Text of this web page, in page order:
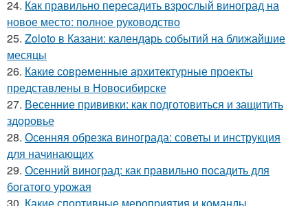
24. Как правильно пересадить взрослый виноград на
новое место: полное руководство
25. Zoloto в Казани: календарь событий на ближайшие
месяцы
26. Какие современные архитектурные проекты
представлены в Новосибирске
27. Весенние прививки: как подготовиться и защитить
здоровье
28. Осенняя обрезка винограда: советы и инструкция
для начинающих
29. Осенний виноград: как правильно посадить для
богатого урожая